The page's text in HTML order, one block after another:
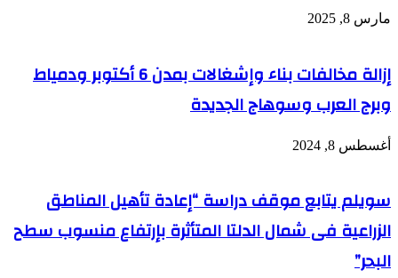
مارس 8, 2025
إزالة مخالفات بناء وإشغالات بمدن 6 أكتوبر ودمياط
وبرج العرب وسوهاج الجديدة
أغسطس 8, 2024
سويلم يتابع موقف دراسة “إعادة تأهيل المناطق
الزراعية فى شمال الدلتا المتأثرة بإرتفاع منسوب سطح
البحر”